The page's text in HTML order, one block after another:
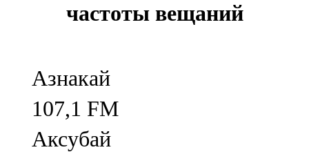
частоты вещаний
Азнакай
107,1 FM
Аксубай